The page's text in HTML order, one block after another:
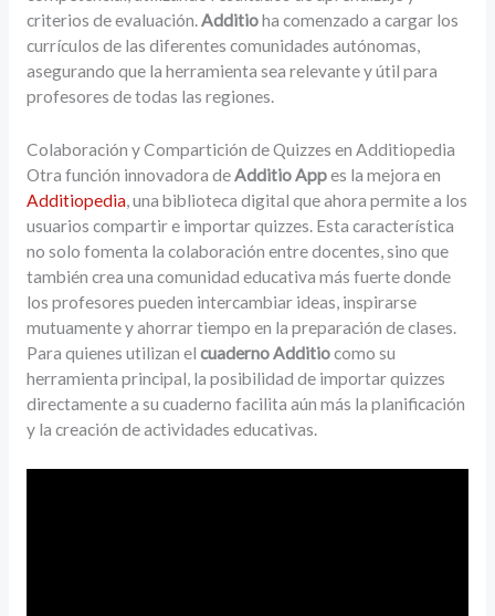
criterios de evaluación.Additioha comenzado a cargar los
currículos de las diferentes comunidades autónomas,
asegurando que la herramienta sea relevante y útil para
profesores de todas las regiones.
Colaboración y Compartición de Quizzes en Additiopedia
Otra función innovadora de Additio Appes la mejora en
Additiopedia, una biblioteca digital que ahora permite a los
usuarios compartir e importar quizzes. Esta característica
no solo fomenta la colaboración entre docentes, sino que
también crea una comunidad educativa más fuerte donde
los profesores pueden intercambiar ideas, inspirarse
mutuamente y ahorrar tiempo en la preparación de clases.
Para quienes utilizan el cuaderno Additiocomo su
herramienta principal, la posibilidad de importar quizzes
directamente a su cuaderno facilita aún más la planificación
y la creación de actividades educativas.